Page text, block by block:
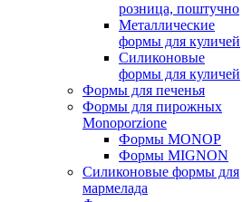
розница, поштучно
Металлические
формы для куличей
Силиконовые
формы для куличей
Формы для печенья
Формы для пирожных
Monoporzione
Формы MONOP
Формы MIGNON
Силиконовые формы для
мармелада